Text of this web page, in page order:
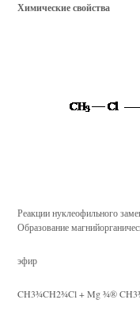
Химические свойства
Реакции нуклеофильного
Образование
эфир
CH3¾CH2¾Cl + Mg ¾®